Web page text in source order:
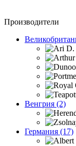
Производители
Венгрия (2)
Германия (17)